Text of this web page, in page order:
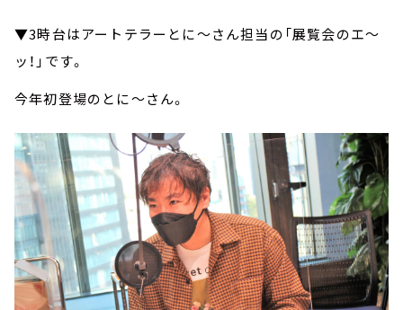
▼3時台はアートテラーとに～さん担当の「展覧会のエ～
ッ！」です。
今年初登場のとに～さん。